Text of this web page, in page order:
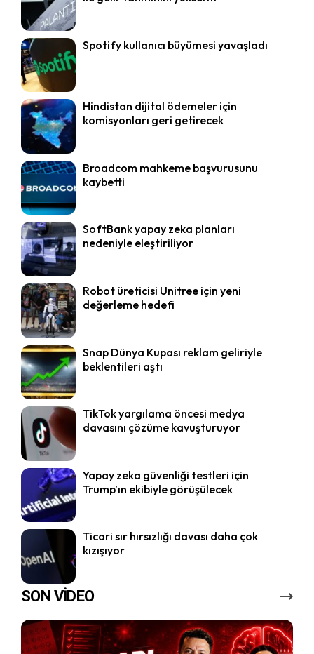
Spotify kullanıcı büyümesi yavaşladı
Hindistan dijital ödemeler için
komisyonları geri getirecek
Broadcom mahkeme başvurusunu
kaybetti
SoftBank yapay zeka planları
nedeniyle eleştiriliyor
Robot üreticisi Unitree için yeni
değerleme hedefi
Snap Dünya Kupası reklam geliriyle
beklentileri aştı
TikTok yargılama öncesi medya
davasını çözüme kavuşturuyor
Yapay zeka güvenliği testleri için
Trump’ın ekibiyle görüşülecek
Ticari sır hırsızlığı davası daha çok
kızışıyor
SON VİDEO